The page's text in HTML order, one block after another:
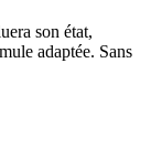
son état,
adaptée. Sans